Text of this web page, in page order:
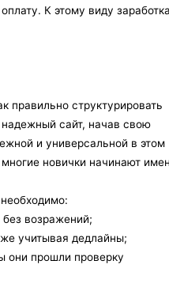
К этому виду
правильно структурировать
сайт, начав свою
и универсальной в этом
новички начинают
возражений;
учитывая дедлайны;
они прошли проверку